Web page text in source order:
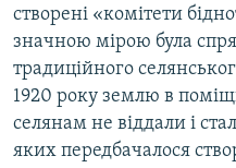
створені «комітети
значною мірою була
традиційного
1920 року землю в
селянам не віддали і
яких передбачалося